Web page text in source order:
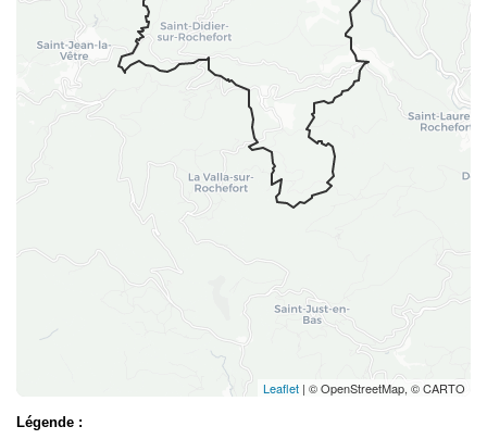
Leaflet | © OpenStreetMap, © CARTO
Légende :